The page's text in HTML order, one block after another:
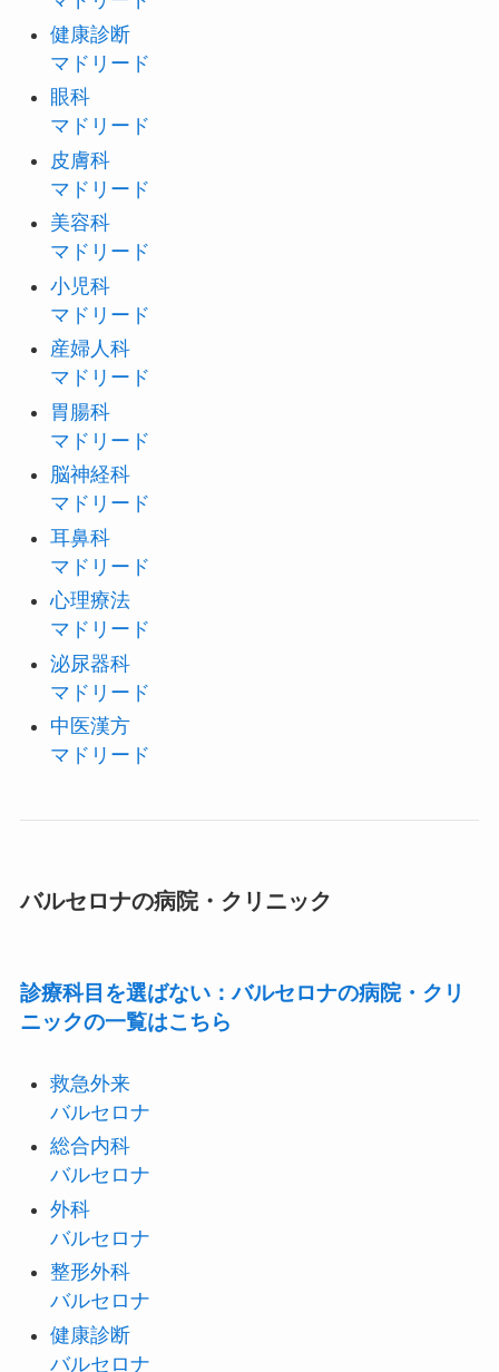
健康診断
マドリード
眼科
マドリード
皮膚科
マドリード
美容科
マドリード
小児科
マドリード
産婦人科
マドリード
胃腸科
マドリード
脳神経科
マドリード
耳鼻科
マドリード
心理療法
マドリード
泌尿器科
マドリード
中医漢方
マドリード
バルセロナの病院・クリニック
診療科目を選ばない：バルセロナの病院・クリ
ニックの一覧はこちら
救急外来
バルセロナ
総合内科
バルセロナ
外科
バルセロナ
整形外科
バルセロナ
健康診断
バルセロナ